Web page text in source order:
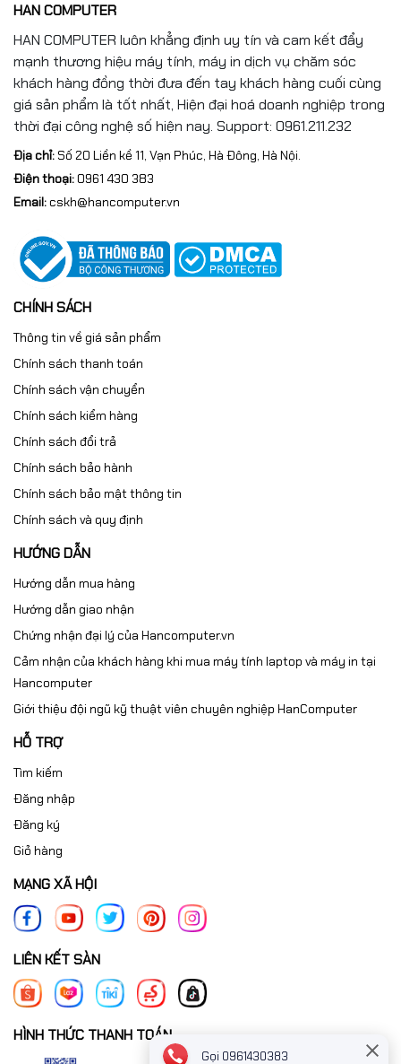
HAN COMPUTER
HAN COMPUTER luôn khẳng định uy tín và cam kết đẩy
mạnh thương hiệu máy tính, máy in dịch vụ chăm sóc
khách hàng đồng thời đưa đến tay khách hàng cuối cùng
giá sản phẩm là tốt nhất, Hiện đại hoá doanh nghiệp trong
thời đại công nghệ số hiện nay. Support: 0961.211.232
Địa chỉ:Số 20 Liền kề 11, Vạn Phúc, Hà Đông, Hà Nội.
Điện thoại:0961 430 383
Email:cskh@hancomputer.vn
CHÍNH SÁCH
Thông tin về giá sản phẩm
Chính sách thanh toán
Chính sách vận chuyển
Chính sách kiểm hàng
Chính sách đổi trả
Chính sách bảo hành
Chính sách bảo mật thông tin
Chính sách và quy định
HƯỚNG DẪN
Hướng dẫn mua hàng
Hướng dẫn giao nhận
Chứng nhận đại lý của Hancomputer.vn
Cảm nhận của khách hàng khi mua máy tính laptop và máy in tại
Hancomputer
Giới thiệu đội ngũ kỹ thuật viên chuyên nghiệp HanComputer
HỖ TRỢ
Tìm kiếm
Đăng nhập
Đăng ký
Giỏ hàng
MẠNG XÃ HỘI
LIÊN KẾT SÀN
HÌNH THỨC THANH TOÁN
Gọi 0961430383